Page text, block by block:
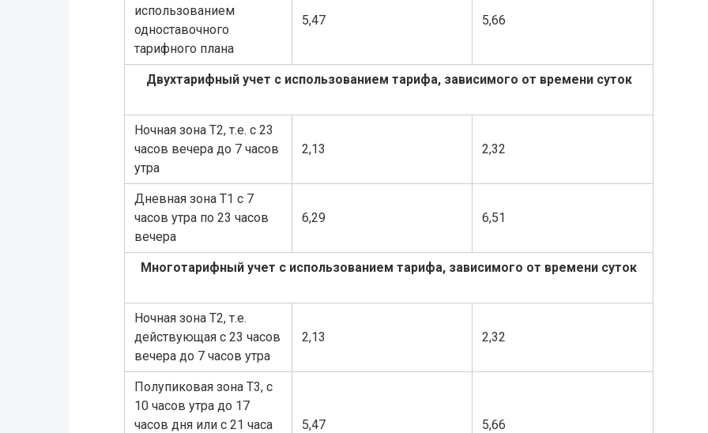
использованием
одноставочного
тарифного плана
5,47 5,66
Двухтарифный учет с использованием тарифа, зависимого от времени суток
Ночная зона Т2, т.е. с 23
часов вечера до 7 часов
утра
2,13 2,32
Дневная зона Т1 с 7
часов утра по 23 часов
вечера
6,29 6,51
Многотарифный учет с использованием тарифа, зависимого от времени суток
Ночная зона Т2, т.е.
действующая с 23 часов
вечера до 7 часов утра
2,13 2,32
Полупиковая зона Т3, с
10 часов утра до 17
часов дня или с 21 часа
5,47 5,66